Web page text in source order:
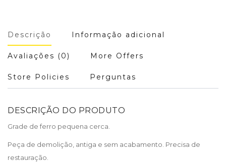
Descrição Informação adicional
Avaliações (0) More Offers
Store Policies Perguntas
DESCRIÇÃO DO PRODUTO
Grade de ferro pequena cerca.
Peça de demolição, antiga e sem acabamento. Precisa de
restauração.